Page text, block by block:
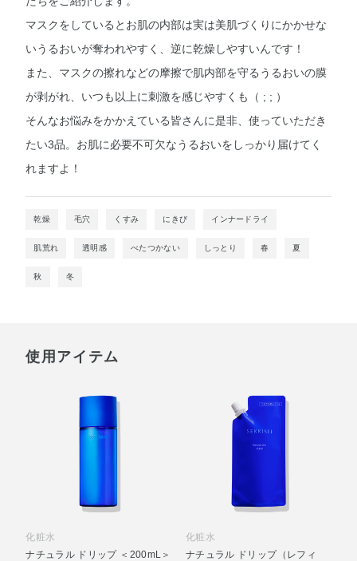
マスクをしているとお肌の内部は実は美肌づくりにかかせな
いうるおいが奪われやすく、逆に乾燥しやすいんです！
また、マスクの擦れなどの摩擦で肌内部を守るうるおいの膜
が剥がれ、いつも以上に刺激を感じやすくも（ ; ; ）
そんなお悩みをかかえている皆さんに是非、使っていただき
たい3品。お肌に必要不可欠なうるおいをしっかり届けてく
れますよ！
乾燥 毛穴 くすみ にきび インナードライ
肌荒れ 透明感 べたつかない しっとり 春 夏
秋 冬
使用アイテム
化粧水
ナチュラル ドリップ ＜200mL＞
化粧水
ナチュラル ドリップ（レフィ